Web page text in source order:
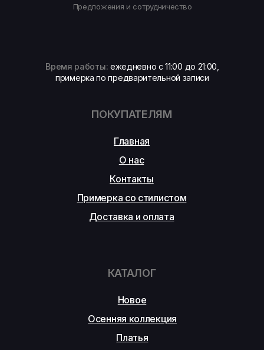
Новое
Осенняя коллекция
Платья
Предложения и сотрудничество
Время работы: ежедневно с 11:00 до 21:00,
примерка по предварительной записи
КАТАЛОГ
Главная
О нас
Контакты
Примерка со стилистом
Доставка и оплата
ПОКУПАТЕЛЯМ